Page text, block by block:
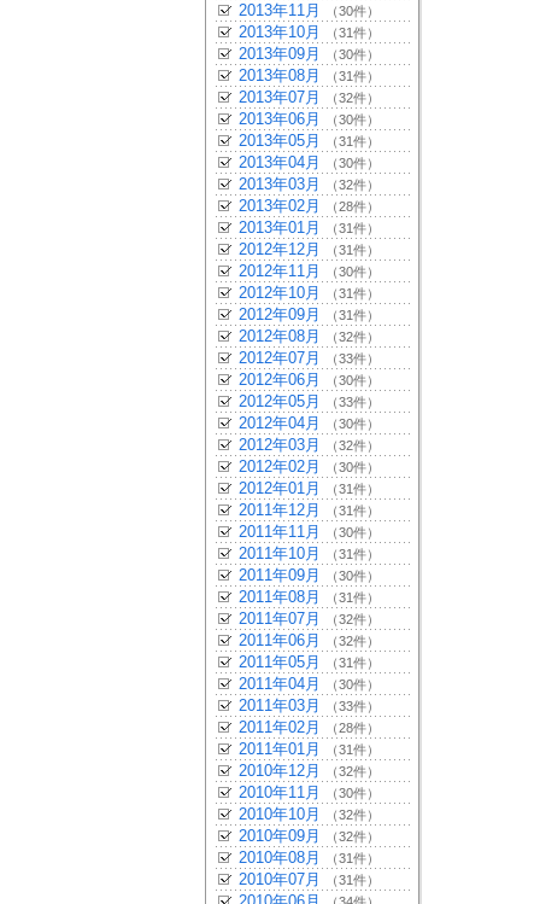
2013年11月 （30件）
2013年10月 （31件）
2013年09月 （30件）
2013年08月 （31件）
2013年07月 （32件）
2013年06月 （30件）
2013年05月 （31件）
2013年04月 （30件）
2013年03月 （32件）
2013年02月 （28件）
2013年01月 （31件）
2012年12月 （31件）
2012年11月 （30件）
2012年10月 （31件）
2012年09月 （31件）
2012年08月 （32件）
2012年07月 （33件）
2012年06月 （30件）
2012年05月 （33件）
2012年04月 （30件）
2012年03月 （32件）
2012年02月 （30件）
2012年01月 （31件）
2011年12月 （31件）
2011年11月 （30件）
2011年10月 （31件）
2011年09月 （30件）
2011年08月 （31件）
2011年07月 （32件）
2011年06月 （32件）
2011年05月 （31件）
2011年04月 （30件）
2011年03月 （33件）
2011年02月 （28件）
2011年01月 （31件）
2010年12月 （32件）
2010年11月 （30件）
2010年10月 （32件）
2010年09月 （32件）
2010年08月 （31件）
2010年07月 （31件）